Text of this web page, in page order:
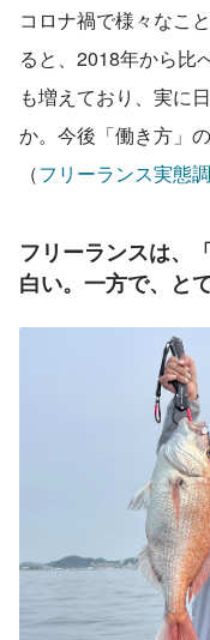
コロナ禍で様々なこ
ると、2018年から比
も増えており、実に
か。今後「働き方」
（フリーランス実態
フリーランスは、
白い。一方で、と